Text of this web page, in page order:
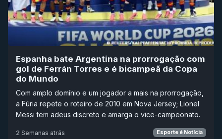
Espanha bate Argentina na prorrogação com
gol de Ferrán Torres e é bicampeã da Copa
do Mundo
Com amplo domínio e um jogador a mais na prorrogação,
a Fúria repete o roteiro de 2010 em Nova Jersey; Lionel
Messi tem adeus discreto e amarga o vice-campeonato.
2 Semanas atrás Esporte é Notícia